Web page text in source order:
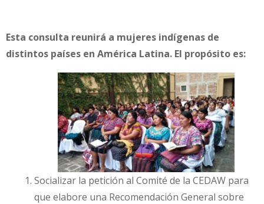
Esta consulta reunirá a mujeres indígenas de
distintos países en América Latina. El propósito es:
Socializar la petición al Comité de la CEDAW para
que elabore una Recomendación General sobre